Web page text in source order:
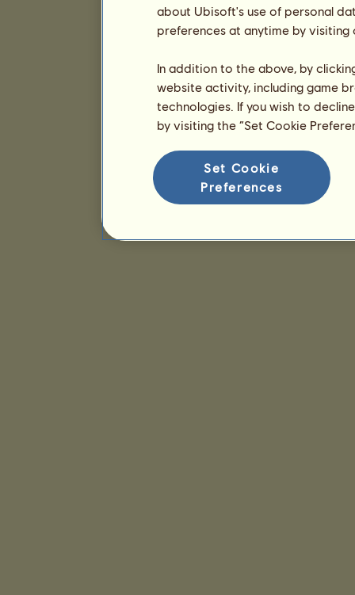
about Ubisoft's use of personal
preferences at anytime by
In addition to the above, by
website activity, including game
technologies. If you wish to
by visiting the “Set Cookie
Set Cookie
Preferences